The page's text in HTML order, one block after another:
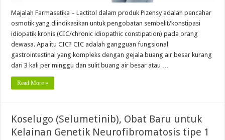
Majalah Farmasetika – Lactitol dalam produk Pizensy adalah pencahar
osmotik yang diindikasikan untuk pengobatan sembelit/konstipasi
idiopatik kronis (CIC/chronic idiopathic constipation) pada orang
dewasa. Apa itu CIC? CIC adalah gangguan fungsional
gastrointestinal yang kompleks dengan gejala buang air besar kurang
dari 3 kali per minggu dan sulit buang air besar atau …
Read More »
Koselugo (Selumetinib), Obat Baru untuk
Kelainan Genetik Neurofibromatosis tipe 1